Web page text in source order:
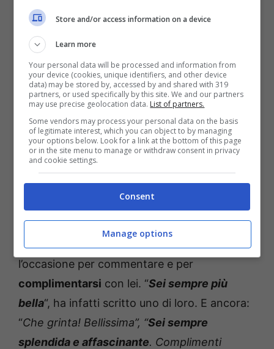
numerosissimi apprezzamentida parte dei
suoi followers, che non hanno perso
l’occasione per commentare e per
complimentarsi con lei. “Sei sempre più
bella“, ha infatti scritto uno di loro. E ancora:
“Che grinta! Bellissima”, “Sei sempre
splendida e affascinante. Complimenti
Store and/or access information on a device
Learn more
Your personal data will be processed and information from
your device (cookies, unique identifiers, and other device
data) may be stored by, accessed by and shared with 319
partners, or used specifically by this site. We and our partners
may use precise geolocation data. List of partners.
Some vendors may process your personal data on the basis
of legitimate interest, which you can object to by managing
your options below. Look for a link at the bottom of this page
or in the site menu to manage or withdraw consent in privacy
and cookie settings.
Consent
Manage options